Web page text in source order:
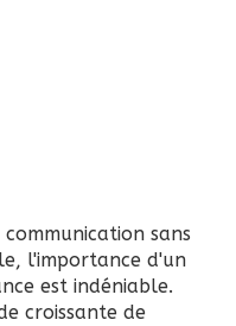
sans
l'importance d'un
est indéniable.
croissante de